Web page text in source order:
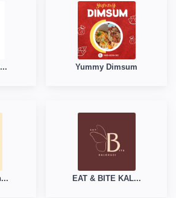
Yummy Dimsum
EAT & BITE KAL...